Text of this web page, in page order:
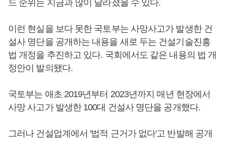
드 순위는 지금과 많이 달라졌을 수 있다.
이런 현실을 보다 못한 국토부는 사망사고가 발생한 건
설사 명단을 공개하는 내용을 새로 두는 건설기술진흥
법 개정을 추진하고 있다. 국회에서도 같은 내용의 법 개
정안이 발의됐다.
국토부는 애초 2019년부터 2023년까지 매년 현장에서
사망 사고가 발생한 100대 건설사 명단을 공개했다.
그러나 건설업계에서 '법적 근거가 없다'고 반발해 공개